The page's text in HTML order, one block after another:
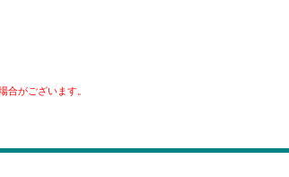
がございます。